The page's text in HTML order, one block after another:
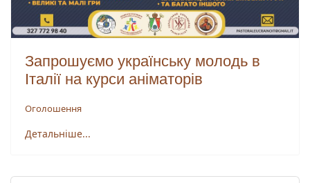
Запрошуємо українську молодь в
Італії на курси аніматорів
Оголошення
Детальніше...